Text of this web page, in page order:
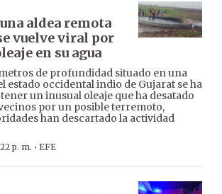
aldea remota
vuelve viral por
en su agua
de profundidad situado en una
estado occidental indio de Gujarat se ha
un inusual oleaje que ha desatado
por un posible terremoto,
han descartado la actividad
p. m. · EFE